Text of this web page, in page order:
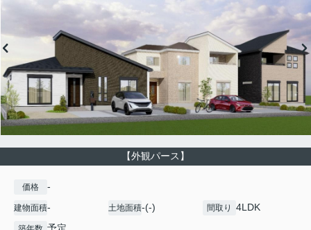
【外観パース】
価格 -
建物面積- 土地面積-(-) 間取り 4LDK